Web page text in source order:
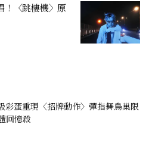
！〈跳樓機〉原
彩蛋重現〈招牌動作〉彈指舞鳥巢限
回憶殺